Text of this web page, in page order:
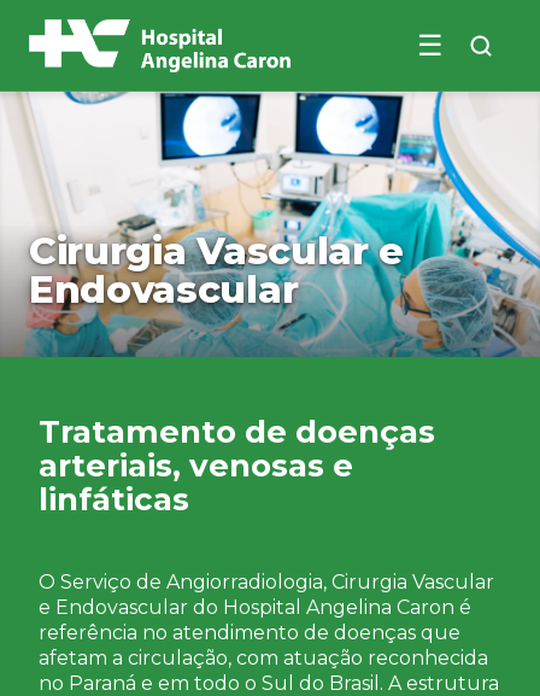
☰
Buscar no site
Cirurgia Vascular e
Endovascular
Tratamento de doenças
arteriais, venosas e
linfáticas
O Serviço de Angiorradiologia, Cirurgia Vascular
e Endovascular do Hospital Angelina Caron é
referência no atendimento de doenças que
afetam a circulação, com atuação reconhecida
no Paraná e em todo o Sul do Brasil. A estrutura